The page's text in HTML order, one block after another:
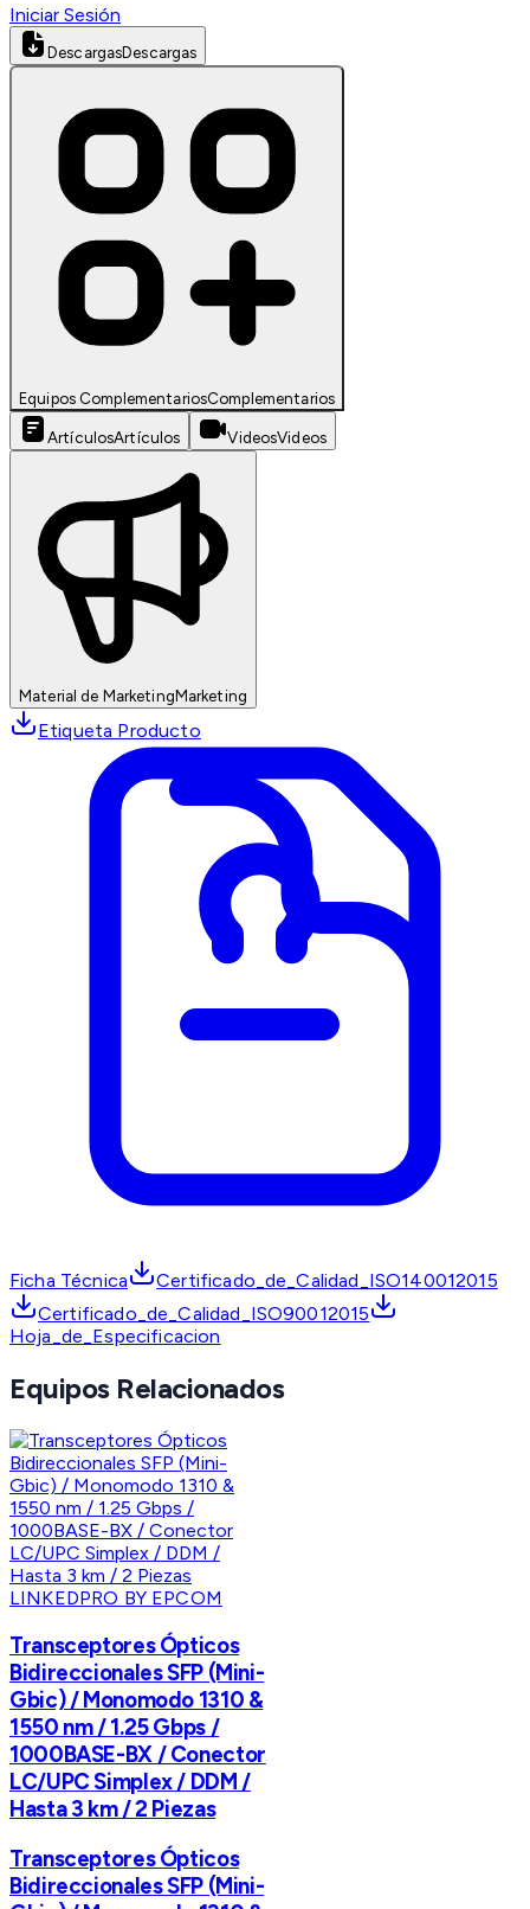
Iniciar Sesión
DescargasDescargas
Equipos ComplementariosComplementarios
ArtículosArtículos VideosVideos
Material de MarketingMarketing
Etiqueta Producto
Ficha Técnica
Certificado_de_Calidad_ISO140012015
Certificado_de_Calidad_ISO90012015
Hoja_de_Especificacion
Equipos Relacionados
LINKEDPRO BY EPCOM
Transceptores Ópticos
Bidireccionales SFP (Mini-
Gbic) / Monomodo 1310 &
1550 nm / 1.25 Gbps /
1000BASE-BX / Conector
LC/UPC Simplex / DDM /
Hasta 3 km / 2 Piezas
Transceptores Ópticos
Bidireccionales SFP (Mini-